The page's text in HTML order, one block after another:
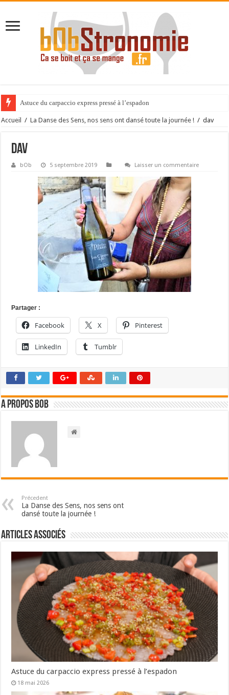
Astuce du carpaccio express pressé à l’espadon
Accueil / La Danse des Sens, nos sens ont dansé toute la journée ! / dav
dav
bOb 5 septembre 2019 Laisser un commentaire
Partager :
Facebook X Pinterest
LinkedIn Tumblr
A propos bOb
Précedent
La Danse des Sens, nos sens ont
dansé toute la journée !
Articles associés
Astuce du carpaccio express pressé à l’espadon
18 mai 2026